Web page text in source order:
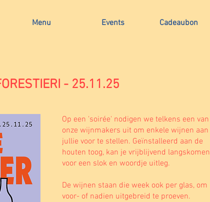
Menu Events Cadeaubon
- 25.11.25
Op een 'soirée' nodigen we telkens een van
onze wijnmakers uit om enkele wijnen aan
jullie voor te stellen. Geïnstalleerd aan de
houten toog, kan je vrijblijvend langskomen
voor een slok en woordje uitleg.
De wijnen staan die week ook per glas, om
voor- of nadien uitgebreid te proeven.